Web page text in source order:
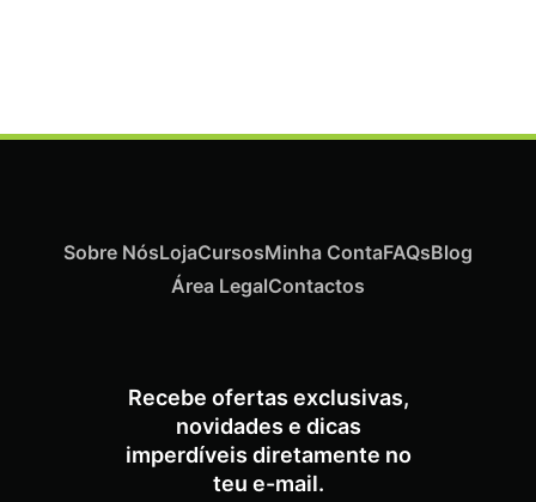
Recebe ofertas exclusivas,
novidades e dicas
imperdíveis diretamente no
teu e-mail.
Sobre NósLojaCursosMinha ContaFAQsBlog
Área LegalContactos